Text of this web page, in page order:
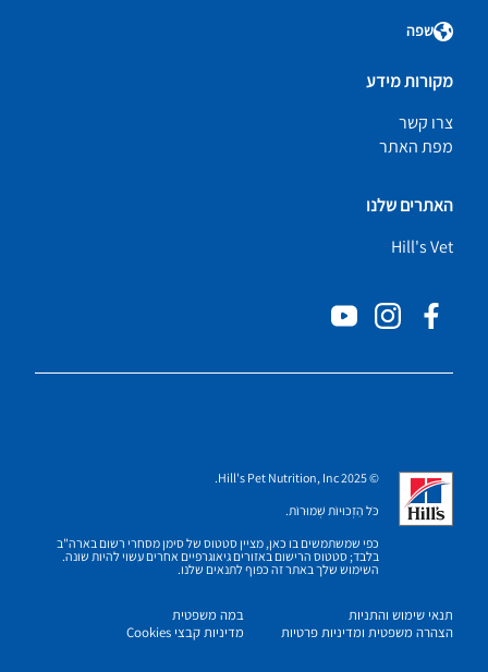
שפה
מקורות מידע
צרו קשר
מפת האתר
האתרים שלנו
Hill's Vet
© 2025 Hill's Pet Nutrition, Inc.
כֹּל הַזְכוּיוֹת שְׁמוּרוֹת.
כפי שמשתמשים בו כאן, מציין סטטוס של סימן מסחרי רשום בארה"ב
בלבד; סטטוס הרישום באזורים גיאוגרפיים אחרים עשוי להיות שונה.
השימוש שלך באתר זה כפוף לתנאים שלנו.
תנאי שימוש והתניות
הצהרה משפטית ומדיניות פרטיות
במה משפטית
מדיניות קבצי Cookies